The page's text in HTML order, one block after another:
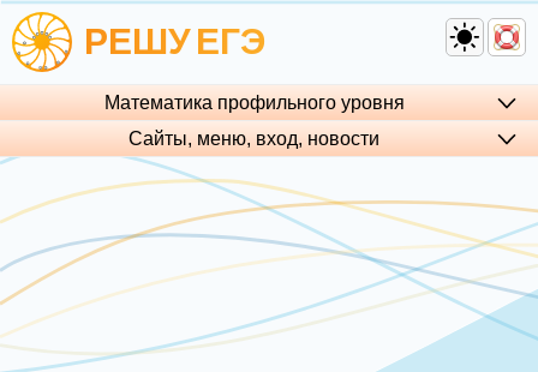
РЕШУЕГЭ
Математика профильного уровня
Сайты, меню, вход, но­во­сти